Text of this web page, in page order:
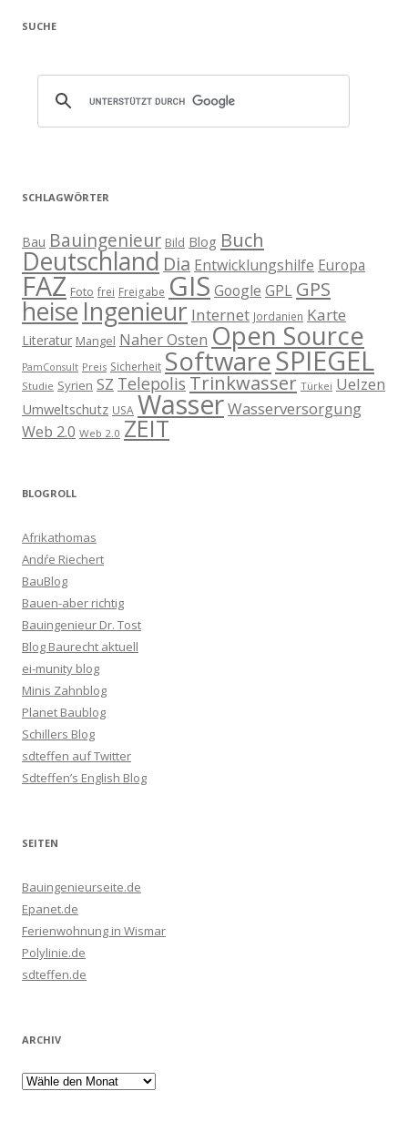
SUCHE
SCHLAGWÖRTER
Bau Bauingenieur Bild Blog Buch
Deutschland Dia Entwicklungshilfe Europa
FAZ Foto frei Freigabe GIS Google GPL GPS
heise Ingenieur Internet Jordanien Karte
Literatur Mangel Naher Osten Open Source
PamConsult Preis Sicherheit SoftwareSPIEGEL
Studie Syrien SZ Telepolis Trinkwasser Türkei Uelzen
Umweltschutz USA WasserWasserversorgung
Web 2.0 Web 2.0 ZEIT
BLOGROLL
Afrikathomas
Andŕe Riechert
BauBlog
Bauen-aber richtig
Bauingenieur Dr. Tost
Blog Baurecht aktuell
ei-munity blog
Minis Zahnblog
Planet Baublog
Schillers Blog
sdteffen auf Twitter
Sdteffen’s English Blog
SEITEN
Bauingenieurseite.de
Epanet.de
Ferienwohnung in Wismar
Polylinie.de
sdteffen.de
ARCHIV